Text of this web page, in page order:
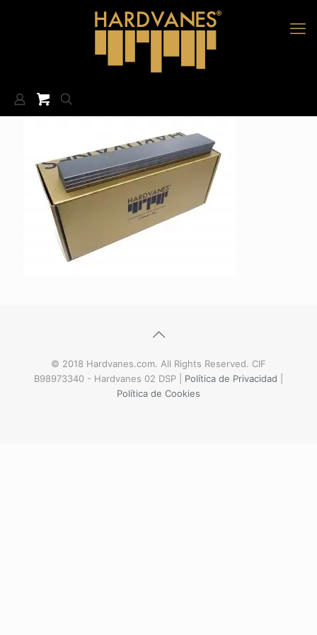
© 2018 Hardvanes.com. All Rights Reserved. CIF
B98973340 - Hardvanes 02 DSP | Política de Privacidad
Política de Cookies